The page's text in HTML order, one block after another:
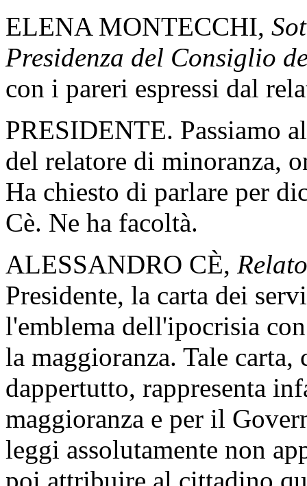
ELENA MONTECCHI,
Presidenza del Consiglio
con i pareri espressi dal
PRESIDENTE. Passiamo
del relatore di minoranza,
Ha chiesto di parlare per
Cè. Ne ha facoltà.
ALESSANDRO CÈ,
Presidente, la carta dei
l'emblema dell'ipocrisia
la maggioranza. Tale
dappertutto, rappresenta
maggioranza e per il
leggi assolutamente non